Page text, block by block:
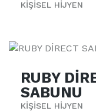
KİŞİSEL HİJYEN
RUBY
SABUNU
KİŞİSEL HİJYEN